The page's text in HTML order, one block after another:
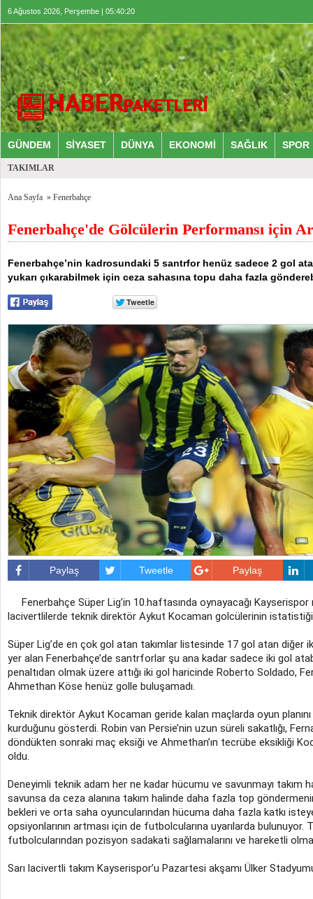
6 Ağustos 2026, Perşembe | 05:40:21
GÜNDEM SİYASET DÜNYA EKONOMİ SAĞLIK SPOR
TAKIMLAR
Ana Sayfa » Fenerbahçe
Fenerbahçe'de Gölcülerin Performansı için
Fenerbahçe’nin kadrosundaki 5 santrfor henüz sadece 2 gol
yukarı çıkarabilmek için ceza sahasına topu daha fazla
Paylaş Tweetle Paylaş
Fenerbahçe Süper Lig’in 10.haftasında oynayacağı Kayserispor
lacivertlilerde teknik direktör Aykut Kocaman golcülerinin
Süper Lig’de en çok gol atan takımlar listesinde 17 gol atan diğer
yer alan Fenerbahçe’de santrforlar şu ana kadar sadece iki gol
penaltıdan olmak üzere attığı iki gol haricinde Roberto Soldado,
Ahmethan Köse henüz golle buluşamadı.
Teknik direktör Aykut Kocaman geride kalan maçlarda oyun
kurduğunu gösterdi. Robin van Persie’nin uzun süreli sakatlığı,
döndükten sonraki maç eksiği ve Ahmethan’ın tecrübe eksikliği
oldu.
Deneyimli teknik adam her ne kadar hücumu ve savunmayı takım
savunsa da ceza alanına takım halinde daha fazla top
bekleri ve orta saha oyuncularından hücuma daha fazla katkı
opsiyonlarının artması için de futbolcularına uyarılarda bulunuyor.
futbolcularından pozisyon sadakati sağlamalarını ve hareketli
Sarı lacivertli takım Kayserispor’u Pazartesi akşamı Ülker